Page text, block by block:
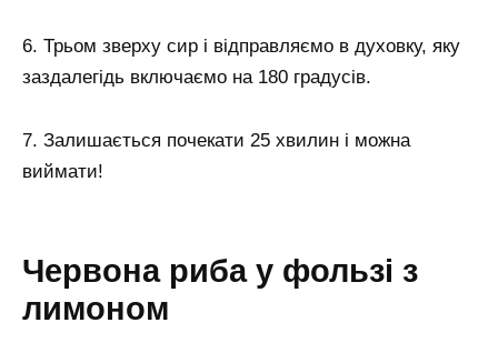
6. Трьом зверху сир і відправляємо в духовку, яку
заздалегідь включаємо на 180 градусів.
7. Залишається почекати 25 хвилин і можна
виймати!
Червона риба у фользі з
лимоном